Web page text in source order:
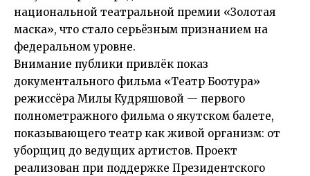
национальной театральной премии «Золотая
маска», что стало серьёзным признанием на
федеральном уровне.
Внимание публики привлёк показ
документального фильма «Театр Боотура»
режиссёра Милы Кудряшовой — первого
полнометражного фильма о якутском балете,
показывающего театр как живой организм: от
уборщиц до ведущих артистов. Проект
реализован при поддержке Президентского